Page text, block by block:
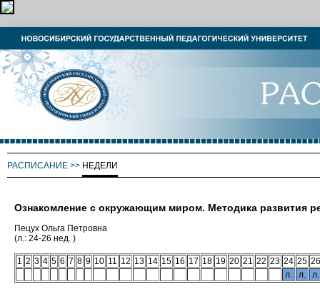
РАСПИСАНИЕ >> НЕДЕЛИ
Ознакомление с окружающим миром. Методика развития
Пецух Ольга Петровна
(л.: 24-26 нед. )
1 2 3 4 5 6 7 8 9 10 11 12 13 14 15 16 17 18 19 20 21 22 23 24 25 26
л.
л. л.